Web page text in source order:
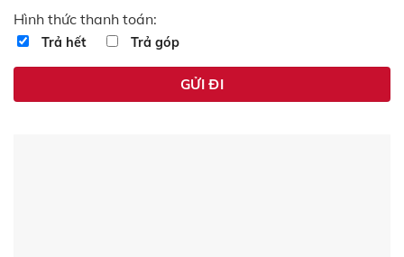
Hình thức thanh toán:
Trả hết Trả góp